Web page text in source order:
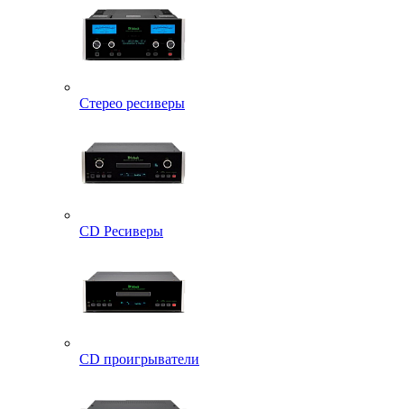
Стерео ресиверы
CD Ресиверы
CD проигрыватели